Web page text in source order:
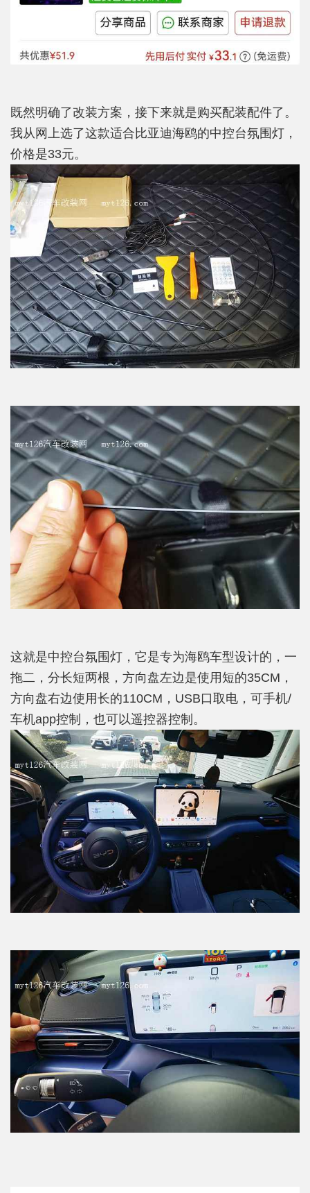
既然明确了改装方案，接下来就是购买配装配件了。
我从网上选了这款适合比亚迪海鸥的中控台氛围灯，
价格是33元。
这就是中控台氛围灯，它是专为海鸥车型设计的，一
拖二，分长短两根，方向盘左边是使用短的35CM，
方向盘右边使用长的110CM，USB口取电，可手机/
车机app控制，也可以遥控器控制。